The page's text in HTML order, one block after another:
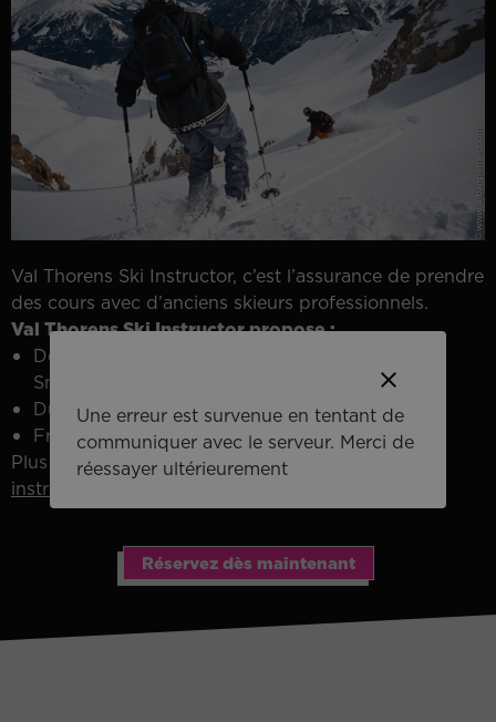
Val Thorens Ski Instructor, c’est l’assurance de prendre
des cours avec d’anciens skieurs professionnels.
Val Thorens Ski Instructor propose :
Des cours pour adultes et enfants (Ski &
Snoawbord)
Du freestyle
Freeride / Randonnée
Plus d’infos sur le sitehttps://valthorens-ski-
instructor.com/
Réservez dès maintenant
clear
Une erreur est survenue en tentant de
communiquer avec le serveur. Merci de
réessayer ultérieurement